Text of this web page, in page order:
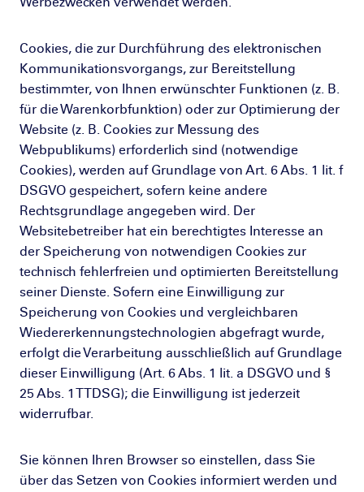
Cookies, die zur Durchführung des elektronischen
Kommunikationsvorgangs, zur Bereitstellung
bestimmter, von Ihnen erwünschter Funktionen (z. B.
für die Warenkorbfunktion) oder zur Optimierung der
Website (z. B. Cookies zur Messung des
Webpublikums) erforderlich sind (notwendige
Cookies), werden auf Grundlage von Art. 6 Abs. 1 lit. f
DSGVO gespeichert, sofern keine andere
Rechtsgrundlage angegeben wird. Der
Websitebetreiber hat ein berechtigtes Interesse an
der Speicherung von notwendigen Cookies zur
technisch fehlerfreien und optimierten Bereitstellung
seiner Dienste. Sofern eine Einwilligung zur
Speicherung von Cookies und vergleichbaren
Wiedererkennungstechnologien abgefragt wurde,
erfolgt die Verarbeitung ausschließlich auf Grundlage
dieser Einwilligung (Art. 6 Abs. 1 lit. a DSGVO und §
25 Abs. 1 TTDSG); die Einwilligung ist jederzeit
widerrufbar.
Sie können Ihren Browser so einstellen, dass Sie
über das Setzen von Cookies informiert werden und